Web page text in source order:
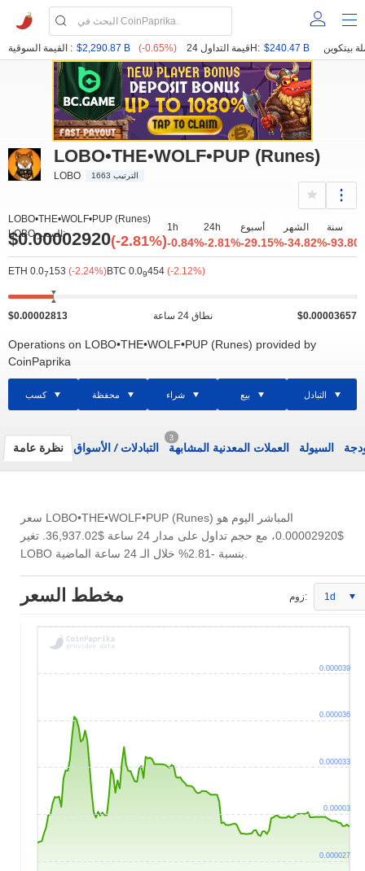
القيمة السوقية : $2,290.87 B (-0.65%) قيمة التداول 24H: $240.47 B
LOBO•THE•WOLF•PUP (Runes)
LOBO الترتيب 1663
LOBO•THE•WOLF•PUP (Runes)
LOBO السعر:
$0.00002920(-2.81%)
1h
-0.84%
24h
-2.81%
أسبوع
-29.15%
الشهر
-34.82%
سنة
-
ETH 0.07153 (-2.24%)BTC 0.09454 (-2.12%)
$0.00002813 نطاق 24 ساعة $0.00003657
Operations on LOBO•THE•WOLF•PUP (Runes) provided by
CoinPaprika
كسب محفظة شراء بيع التبادل
نظرة عامة التبادلات/ الأسواق
3
العملات المعدنية المشابهة السيولة
سعر LOBO•THE•WOLF•PUP (Runes) المباشر اليوم هو
$0.00002920
، مع حجم تداول على مدار 24 ساعة $36,937.02
. تغير
مخطط السعر زوم: 1d
0.000027
0.00003
0.000033
0.000036
0.000039